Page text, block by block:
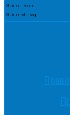
Share on telegram
Share on whatsapp